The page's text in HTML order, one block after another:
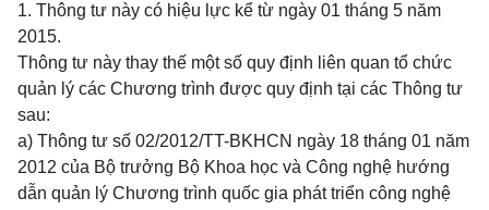
1. Thông tư này có hiệu lực kể từ ngày 01 tháng 5 năm
2015.
Thông tư này thay thế một số quy định liên quan tổ chức
quản lý các Chương trình được quy định tại các Thông tư
sau:
a) Thông tư số 02/2012/TT-BKHCN ngày 18 tháng 01 năm
2012 của Bộ trưởng Bộ Khoa học và Công nghệ hướng
dẫn quản lý Chương trình quốc gia phát triển công nghệ